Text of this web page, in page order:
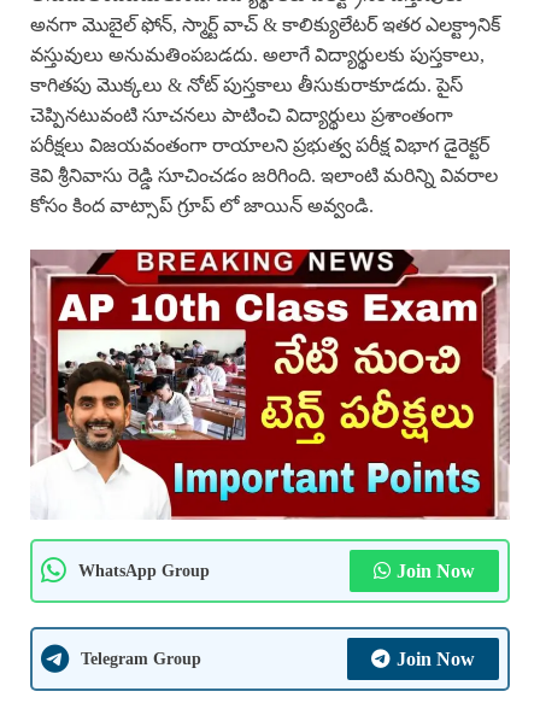
అనగా మొబైల్ ఫోన్, స్మార్ట్ వాచ్ & కాలిక్యులేటర్ ఇతర ఎలక్ట్రానిక్
వస్తువులు అనుమతింపబడదు. అలాగే విద్యార్థులకు పుస్తకాలు,
కాగితపు మొక్కలు & నోట్ పుస్తకాలు తీసుకురాకూడదు. పైస్
చెప్పినటువంటి సూచనలు పాటించి విద్యార్థులు ప్రశాంతంగా
పరీక్షలు విజయవంతంగా రాయాలని ప్రభుత్వ పరీక్ష విభాగ డైరెక్టర్
కెవి శ్రీనివాసు రెడ్డి సూచించడం జరిగింది. ఇలాంటి మరిన్ని వివరాల
కోసం కింద వాట్సాప్ గ్రూప్ లో జాయిన్ అవ్వండి.
WhatsApp Group Join Now
Telegram Group Join Now